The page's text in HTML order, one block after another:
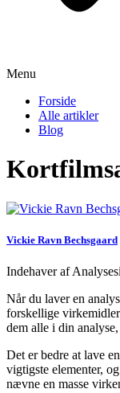
Menu
Forside
Alle artikler
Blog
Vickie Ravn Bechsgaard
Indehaver af
Når du laver en
forskellige
dem alle i din
Det er bedre at lave
vigtigste elementer,
nævne en masse